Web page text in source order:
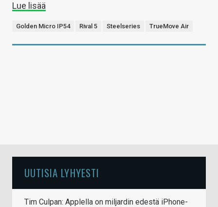
Lue lisää
Golden Micro IP54 Rival 5 Steelseries TrueMove Air
UUTISIA LYHYESTI
Tim Culpan: Applella on miljardin edestä iPhone-